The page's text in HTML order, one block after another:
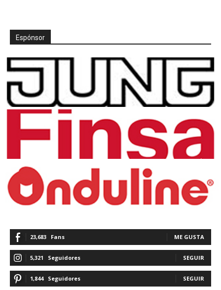
Espónsor
23,683 Fans ME GUSTA
5,321 Seguidores SEGUIR
1,844 Seguidores SEGUIR